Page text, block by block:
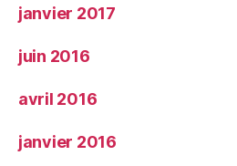
janvier 2017
juin 2016
avril 2016
janvier 2016